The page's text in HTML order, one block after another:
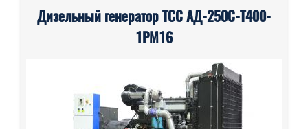
Дизельный генератор ТСС АД-250С-Т400-
1РМ16